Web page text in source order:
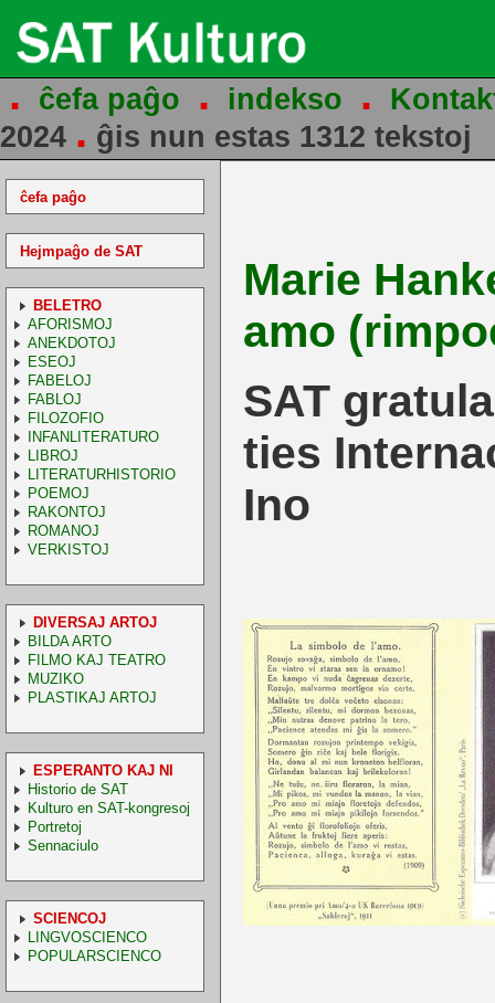
. ĉefa paĝo . indekso .
2024 . ĝis nun estas 1312 tekstoj
ĉefa paĝo
Hejmpaĝo de SAT
BELETRO
AFORISMOJ
ANEKDOTOJ
ESEOJ
FABELOJ
FABLOJ
FILOZOFIO
INFANLITERATURO
LIBROJ
LITERATURHISTORIO
POEMOJ
RAKONTOJ
ROMANOJ
VERKISTOJ
DIVERSAJ ARTOJ
BILDA ARTO
FILMO KAJ TEATRO
MUZIKO
PLASTIKAJ ARTOJ
ESPERANTO KAJ NI
Historio de SAT
Kulturo en SAT-kongresoj
Portretoj
Sennaciulo
SCIENCOJ
LINGVOSCIENCO
POPULARSCIENCO
Marie
amo
SAT
ties
Ino